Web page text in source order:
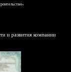
и развития компании